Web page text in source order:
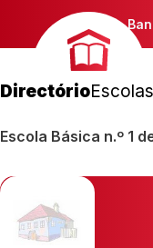
Directório
Escola Básica n.º 1